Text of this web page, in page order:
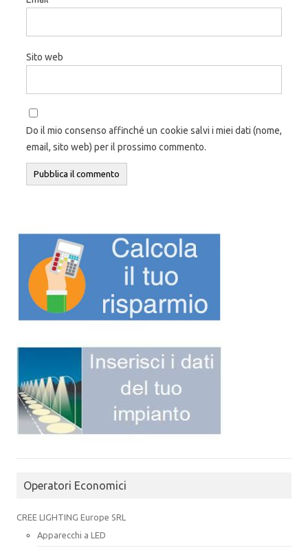
Sito web
Do il mio consenso affinché un cookie salvi i miei dati (nome,
email, sito web) per il prossimo commento.
Operatori Economici
CREE LIGHTING Europe SRL
Apparecchi a LED